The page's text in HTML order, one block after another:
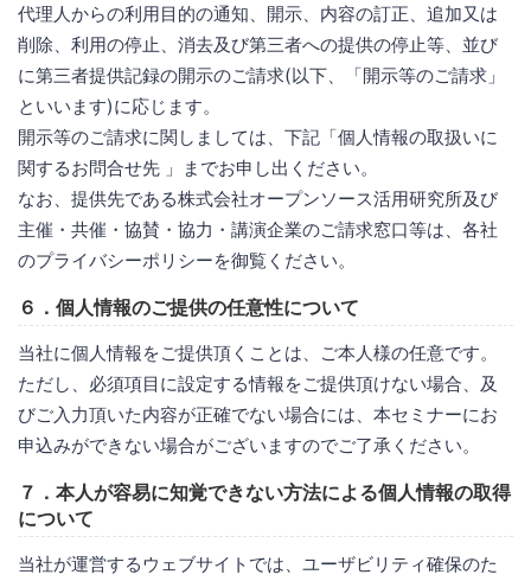
代理人からの利用目的の通知、開示、内容の訂正、追加又は
削除、利用の停止、消去及び第三者への提供の停止等、並び
に第三者提供記録の開示のご請求(以下、「開示等のご請求」
といいます)に応じます。
開示等のご請求に関しましては、下記「個人情報の取扱いに
関するお問合せ先 」までお申し出ください。
なお、提供先である株式会社オープンソース活用研究所及び
主催・共催・協賛・協力・講演企業のご請求窓口等は、各社
のプライバシーポリシーを御覧ください。
６．個人情報のご提供の任意性について
当社に個人情報をご提供頂くことは、ご本人様の任意です。
ただし、必須項目に設定する情報をご提供頂けない場合、及
びご入力頂いた内容が正確でない場合には、本セミナーにお
申込みができない場合がございますのでご了承ください。
７．本人が容易に知覚できない方法による個人情報の取得
について
当社が運営するウェブサイトでは、ユーザビリティ確保のた